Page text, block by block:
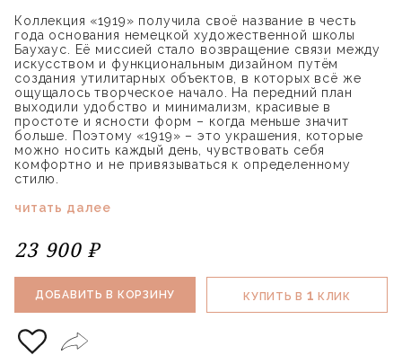
Коллекция «1919» получила своё название в честь
года основания немецкой художественной школы
Баухаус. Её миссией стало возвращение связи между
искусством и функциональным дизайном путём
создания утилитарных объектов, в которых всё же
ощущалось творческое начало. На передний план
выходили удобство и минимализм, красивые в
простоте и ясности форм – когда меньше значит
больше. Поэтому «1919» – это украшения, которые
можно носить каждый день, чувствовать себя
комфортно и не привязываться к определенному
стилю.
читать далее
23 900 ₽
ДОБАВИТЬ В КОРЗИНУ КУПИТЬ В 1 КЛИК